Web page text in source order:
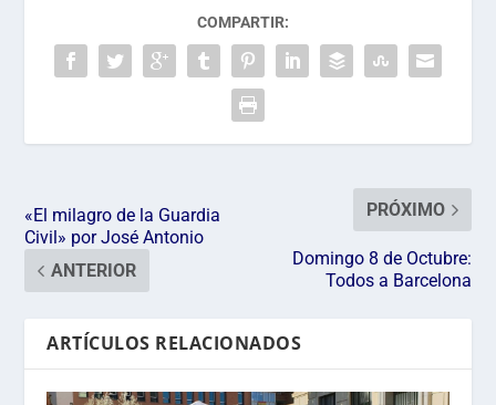
COMPARTIR:
«El milagro de la Guardia
Civil» por José Antonio
ANTERIOR
PRÓXIMO
Domingo 8 de Octubre:
Todos a Barcelona
ARTÍCULOS RELACIONADOS